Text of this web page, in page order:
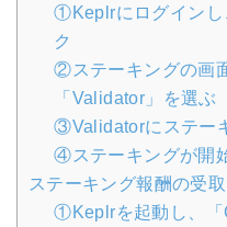
①Keplrにログインし
ク
②ステーキングの画
「Validator」を選ぶ
③Validatorにステー
④ステーキングが開
ステーキング報酬の受
①Keplrを起動し、「